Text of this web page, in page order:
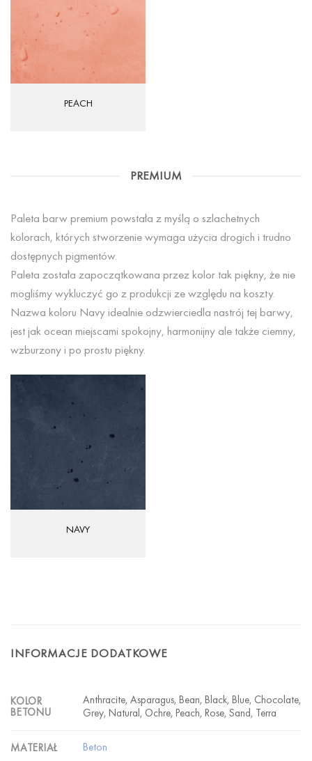
PEACH
PREMIUM
Paleta barw premium powstała z myślą o szlachetnych
kolorach, których stworzenie wymaga użycia drogich i trudno
dostępnych pigmentów.
Paleta została zapoczątkowana przez kolor tak piękny, że nie
mogliśmy wykluczyć go z produkcji ze względu na koszty.
Nazwa koloru Navy idealnie odzwierciedla nastrój tej barwy,
jest jak ocean miejscami spokojny, harmonijny ale także ciemny,
wzburzony i po prostu piękny.
NAVY
INFORMACJE DODATKOWE
KOLOR
BETONU
Anthracite, Asparagus, Bean, Black, Blue, Chocolate,
Grey, Natural, Ochre, Peach, Rose, Sand, Terra
MATERIAŁ Beton